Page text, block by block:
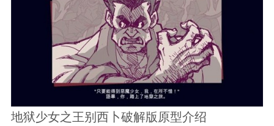
地狱少女之王别西卜破解版原型介绍